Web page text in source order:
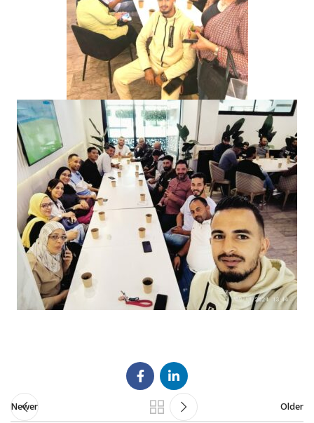
Newer Older